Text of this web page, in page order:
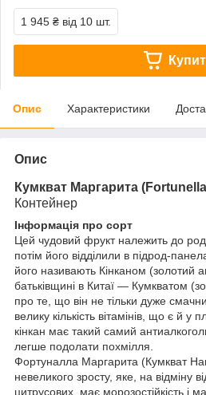
1 945 ₴ від 10 шт.
Опис Характеристики
Опис
Кумкват Маргарита
Контейнер
Інформація про сорт
Цей чудовий фрукт належить до
потім його відділили в підрод-
його називають Кінканом (золотий
батьківщині в Китаї — Кумкватом
про те, що він не тільки дуже
велику кількість вітамінів, що є й у
кінкан має такий самий
легше подолати похмілля.
Фортуналла Маргарита (Кумкват
невеликого зросту, яке, на відміну
цитрусових, має морозостійкість і